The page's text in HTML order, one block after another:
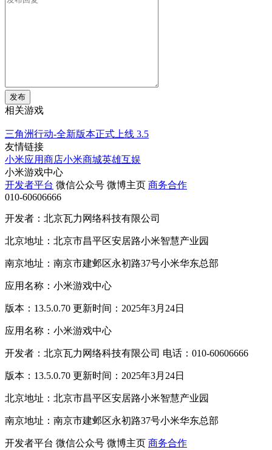
发布
相关游戏
三角洲行动-全新版本正式上线 3.5
友情链接
小米应用商店小米商城英雄互娱
小米游戏中心
开发者平台 微信公众号 微博主页 商务合作
010-60606666
开发者：北京瓦力网络科技有限公司
北京地址：北京市昌平区安居路小米智慧产业园
南京地址：南京市建邺区永初路37号小米华东总部
应用名称：小米游戏中心
版本：13.5.0.70 更新时间：2025年3月24日
应用名称：小米游戏中心
开发者：北京瓦力网络科技有限公司 电话：010-60606666
版本：13.5.0.70 更新时间：2025年3月24日
北京地址：北京市昌平区安居路小米智慧产业园
南京地址：南京市建邺区永初路37号小米华东总部
开发者平台 微信公众号 微博主页 商务合作